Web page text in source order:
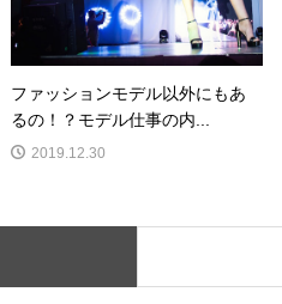
ファッションモデル以外にもあ
るの！？モデル仕事の内...
2019.12.30